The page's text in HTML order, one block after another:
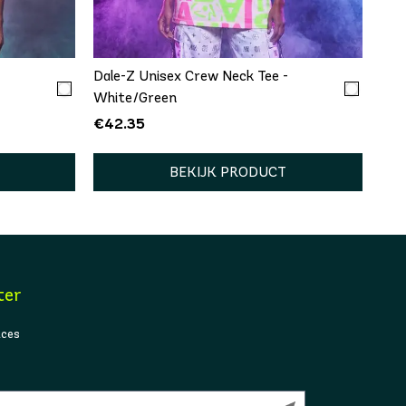
XS/S M/L XL/XXL
Dale-Z Unisex Crew Neck Tee -
White/Green
€42.35
BEKIJK PRODUCT